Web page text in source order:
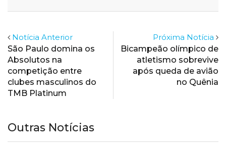
Notícia Anterior
São Paulo domina os
Absolutos na
competição entre
clubes masculinos do
TMB Platinum
Próxima Notícia
Bicampeão olímpico de
atletismo sobrevive
após queda de avião
no Quênia
Outras Notícias